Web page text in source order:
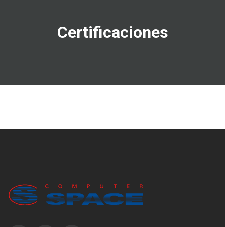
Certificaciones